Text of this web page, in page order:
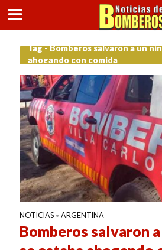
Tag - Bomberos salvaron a un
ahogando con comida
NOTICIAS • ARGENTINA
Bomberos salvaron